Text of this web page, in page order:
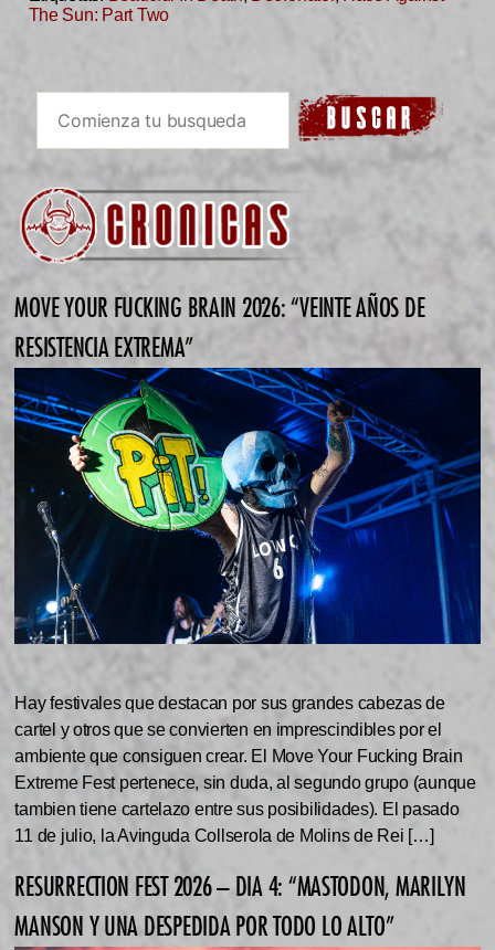
The Sun: Part Two
MOVE YOUR FUCKING BRAIN 2026: “VEINTE AÑOS DE
RESISTENCIA EXTREMA”
Hay festivales que destacan por sus grandes cabezas de
cartel y otros que se convierten en imprescindibles por el
ambiente que consiguen crear. El Move Your Fucking Brain
Extreme Fest pertenece, sin duda, al segundo grupo (aunque
tambien tiene cartelazo entre sus posibilidades). El pasado
11 de julio, la Avinguda Collserola de Molins de Rei […]
RESURRECTION FEST 2026 – DIA 4: “MASTODON, MARILYN
MANSON Y UNA DESPEDIDA POR TODO LO ALTO”